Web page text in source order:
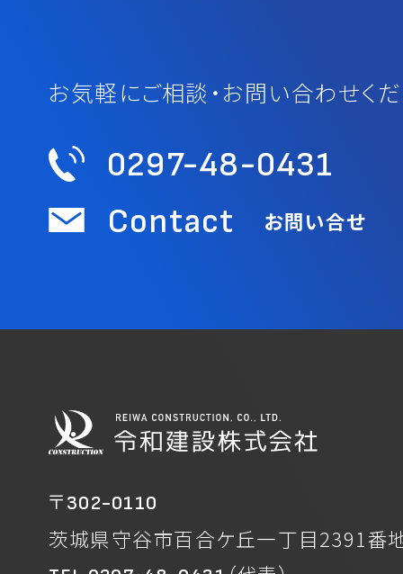
お気軽にご相談・お問い合わせくだ
0297-48-0431
Contact
お問い合せ
〒302-0110
茨城県守谷市百合ケ丘一丁目2391番